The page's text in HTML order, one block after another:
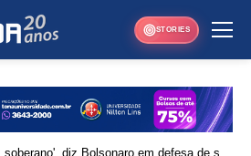
STORIES
diz Bolsonaro em defesa de sua